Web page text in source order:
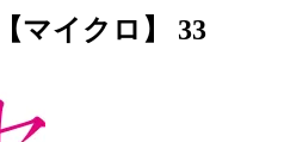
マイクロ】 33